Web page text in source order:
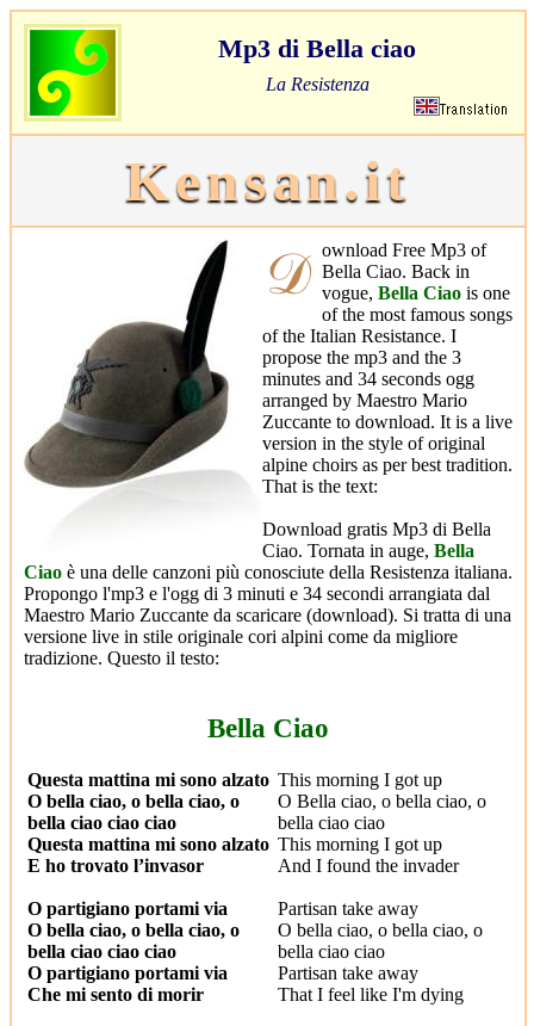
Mp3 di Bella ciao
La Resistenza
Kensan.it
𝒟ownload Free Mp3 of Bella Ciao. Back in
vogue, Bella Ciaois one
of the most famous songs
of the Italian Resistance. I
propose the mp3 and the 3
minutes and 34 seconds ogg
arranged by Maestro Mario
Zuccante to download. It is a live
version in the style of original
alpine choirs as per best tradition.
That is the text:
Download gratis Mp3 di Bella
Ciao. Tornata in auge, Bella
Ciao è una delle canzoni più conosciute della Resistenza italiana.
Propongo l'mp3 e l'ogg di 3 minuti e 34 secondi arrangiata dal
Maestro Mario Zuccante da scaricare (download). Si tratta di una
versione live in stile originale cori alpini come da migliore
tradizione. Questo il testo:
Bella Ciao
Questa mattina mi sono alzato
O bella ciao, o bella ciao, o
bella ciao ciao ciao
Questa mattina mi sono alzato
E ho trovato l’invasor
O partigiano portami via
O bella ciao, o bella ciao, o
bella ciao ciao ciao
O partigiano portami via
Che mi sento di morir
This morning I got up
O Bella ciao, o bella ciao, o
bella ciao ciao
This morning I got up
And I found the invader
Partisan take away
O bella ciao, o bella ciao, o
bella ciao ciao
Partisan take away
That I feel like I'm dying